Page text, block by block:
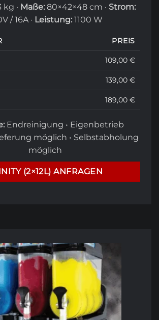
kg · Maße: 80×42×48 cm · Strom:
/ 16A · Leistung: 1100 W
PREIS
109,00 €
139,00 €
189,00 €
Endreinigung • Eigenbetrieb
möglich • Selbstabholung
möglich
(2×12L) ANFRAGEN